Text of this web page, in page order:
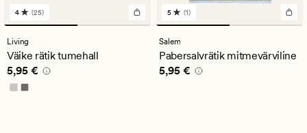
25
arvustust
keskmise
hinnanguga
4
4 (25)
Living
Väike rätik tumehall
Pris_ee 5,95 €
5,95 €
1
arvustust
keskmise
hinnanguga
5
5 (1)
Salem
Pabersalvrätik mitmevärviline
Pris_ee 5,95 €
5,95 €